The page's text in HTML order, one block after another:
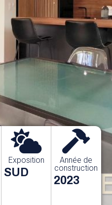
Exposition
SUD
Année de
construction
2023